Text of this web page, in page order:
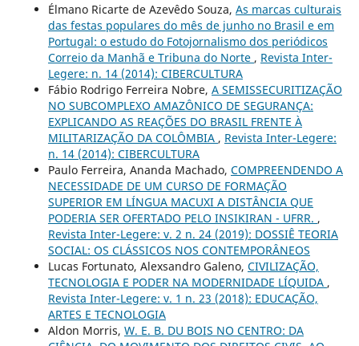
Élmano Ricarte de Azevêdo Souza, As marcas culturais
das festas populares do mês de junho no Brasil e em
Portugal: o estudo do Fotojornalismo dos periódicos
Correio da Manhã e Tribuna do Norte , Revista Inter-
Legere: n. 14 (2014): CIBERCULTURA
Fábio Rodrigo Ferreira Nobre, A SEMISSECURITIZAÇÃO
NO SUBCOMPLEXO AMAZÔNICO DE SEGURANÇA:
EXPLICANDO AS REAÇÕES DO BRASIL FRENTE À
MILITARIZAÇÃO DA COLÔMBIA , Revista Inter-Legere:
n. 14 (2014): CIBERCULTURA
Paulo Ferreira, Ananda Machado, COMPREENDENDO A
NECESSIDADE DE UM CURSO DE FORMAÇÃO
SUPERIOR EM LÍNGUA MACUXI A DISTÂNCIA QUE
PODERIA SER OFERTADO PELO INSIKIRAN - UFRR. ,
Revista Inter-Legere: v. 2 n. 24 (2019): DOSSIÊ TEORIA
SOCIAL: OS CLÁSSICOS NOS CONTEMPORÂNEOS
Lucas Fortunato, Alexsandro Galeno, CIVILIZAÇÃO,
TECNOLOGIA E PODER NA MODERNIDADE LÍQUIDA ,
Revista Inter-Legere: v. 1 n. 23 (2018): EDUCAÇÃO,
ARTES E TECNOLOGIA
Aldon Morris, W. E. B. DU BOIS NO CENTRO: DA